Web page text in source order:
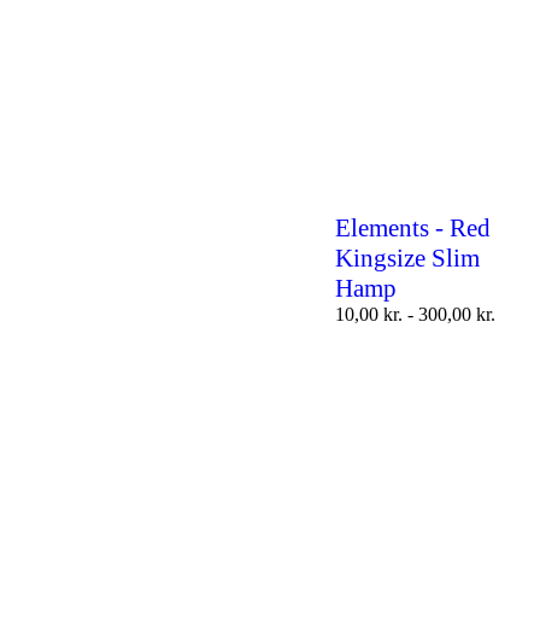
Elements - Red
Kingsize Slim
Hamp
10,00 kr. - 300,00 kr.